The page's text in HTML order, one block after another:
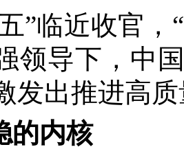
”临近收官
领导下，中
发出推进高
的内核